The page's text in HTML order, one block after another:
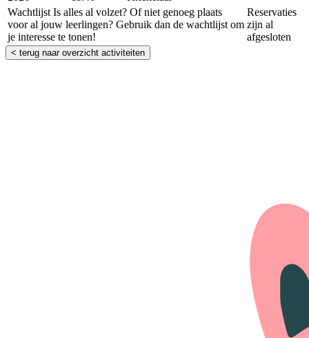
Wachtlijst Is alles al volzet? Of niet genoeg plaats
voor al jouw leerlingen? Gebruik dan de wachtlijst om
je interesse te tonen!
Reservaties
zijn al
afgesloten
< terug naar overzicht activiteiten